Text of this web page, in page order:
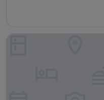
Bewertungen)
Hôtel Le Médicis